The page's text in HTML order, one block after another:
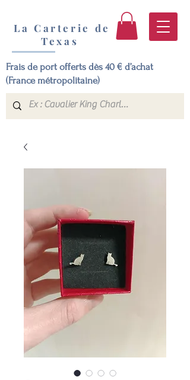
La Carterie de
Texas
Frais de port offerts dès 40 € d’achat
(France métropolitaine)